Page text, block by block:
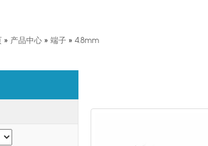
» 产品中心 » 端子 » 4.8mm